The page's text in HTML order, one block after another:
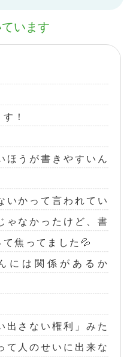
います
！
ほうが書きやすいん
いかって言われてい
ゃなかったけど、書
焦ってました💦
には関係があるか
出さない権利」みた
て人のせいに出来な